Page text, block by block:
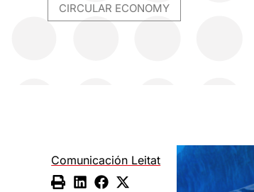
CIRCULAR ECONOMY
Comunicación Leitat